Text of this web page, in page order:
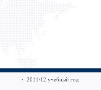
2011/12 учебный год